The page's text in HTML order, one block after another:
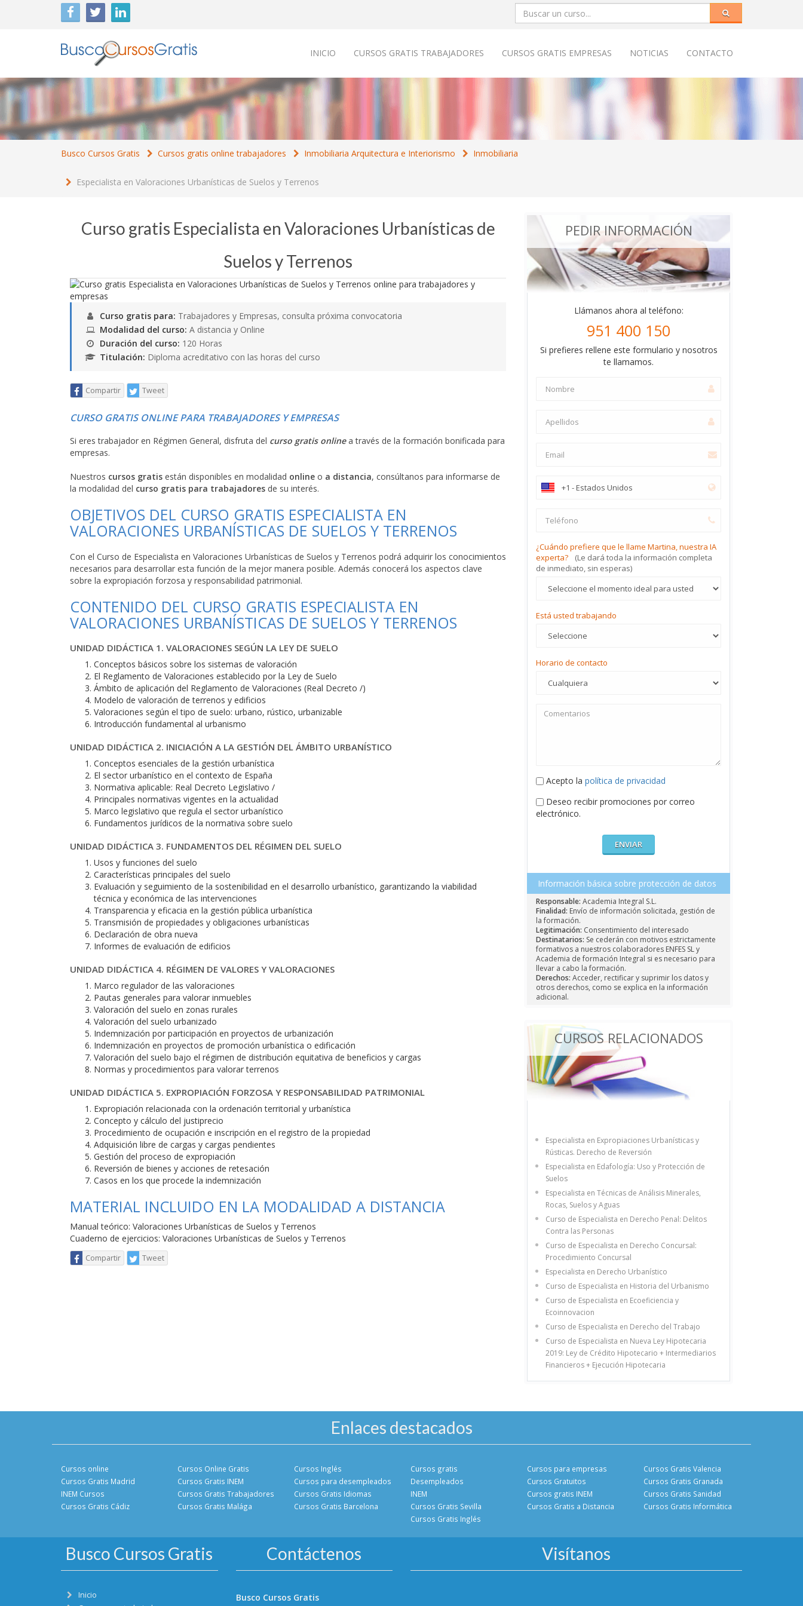
INICIO CURSOS GRATIS TRABAJADORES CURSOS GRATIS EMPRESAS NOTICIAS CONTACTO
Busco Cursos Gratis Cursos gratis online trabajadores Inmobiliaria Arquitectura e Interiorismo Inmobiliaria
Especialista en Valoraciones Urbanísticas de Suelos y Terrenos
Curso gratis Especialista en Valoraciones Urbanísticas de
Suelos y Terrenos
Curso gratis para: Trabajadores y Empresas, consulta próxima convocatoria
Modalidad del curso: A distancia y Online
Duración del curso: 120 Horas
Titulación: Diploma acreditativo con las horas del curso
Compartir Tweet
CURSO GRATIS ONLINE PARA TRABAJADORES Y EMPRESAS
Si eres trabajador en Régimen General, disfruta del curso gratis onlinea través de la formación bonificada para
empresas.
Nuestros cursos gratis están disponibles en modalidad online o a distancia, consúltanos para informarse de
la modalidad del curso gratis para trabajadores de su interés.
OBJETIVOS DEL CURSO GRATIS ESPECIALISTA EN
VALORACIONES URBANÍSTICAS DE SUELOS Y TERRENOS
Con el Curso de Especialista en Valoraciones Urbanísticas de Suelos y Terrenos podrá adquirir los conocimientos
necesarios para desarrollar esta función de la mejor manera posible. Además conocerá los aspectos clave
sobre la expropiación forzosa y responsabilidad patrimonial.
CONTENIDO DEL CURSO GRATIS ESPECIALISTA EN
VALORACIONES URBANÍSTICAS DE SUELOS Y TERRENOS
UNIDAD DIDÁCTICA 1. VALORACIONES SEGÚN LA LEY DE SUELO
Conceptos básicos sobre los sistemas de valoración
El Reglamento de Valoraciones establecido por la Ley de Suelo
Ámbito de aplicación del Reglamento de Valoraciones (Real Decreto /)
Modelo de valoración de terrenos y edificios
Valoraciones según el tipo de suelo: urbano, rústico, urbanizable
Introducción fundamental al urbanismo
UNIDAD DIDÁCTICA 2. INICIACIÓN A LA GESTIÓN DEL ÁMBITO URBANÍSTICO
Conceptos esenciales de la gestión urbanística
El sector urbanístico en el contexto de España
Normativa aplicable: Real Decreto Legislativo /
Principales normativas vigentes en la actualidad
Marco legislativo que regula el sector urbanístico
Fundamentos jurídicos de la normativa sobre suelo
UNIDAD DIDÁCTICA 3. FUNDAMENTOS DEL RÉGIMEN DEL SUELO
Usos y funciones del suelo
Características principales del suelo
Evaluación y seguimiento de la sostenibilidad en el desarrollo urbanístico, garantizando la viabilidad
técnica y económica de las intervenciones
Transparencia y eficacia en la gestión pública urbanística
Transmisión de propiedades y obligaciones urbanísticas
Declaración de obra nueva
Informes de evaluación de edificios
UNIDAD DIDÁCTICA 4. RÉGIMEN DE VALORES Y VALORACIONES
Marco regulador de las valoraciones
Pautas generales para valorar inmuebles
Valoración del suelo en zonas rurales
Valoración del suelo urbanizado
Indemnización por participación en proyectos de urbanización
Indemnización en proyectos de promoción urbanística o edificación
Valoración del suelo bajo el régimen de distribución equitativa de beneficios y cargas
Normas y procedimientos para valorar terrenos
UNIDAD DIDÁCTICA 5. EXPROPIACIÓN FORZOSA Y RESPONSABILIDAD PATRIMONIAL
Expropiación relacionada con la ordenación territorial y urbanística
Concepto y cálculo del justiprecio
Procedimiento de ocupación e inscripción en el registro de la propiedad
Adquisición libre de cargas y cargas pendientes
Gestión del proceso de expropiación
Reversión de bienes y acciones de retesación
Casos en los que procede la indemnización
MATERIAL INCLUIDO EN LA MODALIDAD A DISTANCIA
Manual teórico: Valoraciones Urbanísticas de Suelos y Terrenos
Cuaderno de ejercicios: Valoraciones Urbanísticas de Suelos y Terrenos
Compartir Tweet
PEDIR INFORMACIÓN
Llámanos ahora al teléfono:
951 400 150
Si prefieres rellene este formulario y nosotros
te llamamos.
¿Cuándo prefiere que le llame Martina, nuestra IA
experta?
(Le dará toda la información completa
de inmediato, sin esperas)
Está usted trabajando
Horario de contacto
Acepto la política de privacidad
Deseo recibir promociones por correo
electrónico.
Información básica sobre protección de datos
Responsable: Academia Integral S.L.
Finalidad: Envío de información solicitada, gestión de
la formación.
Legitimación: Consentimiento del interesado
Destinatarios: Se cederán con motivos estrictamente
formativos a nuestros colaboradores ENFES SL y
Academia de formación Integral si es necesario para
llevar a cabo la formación.
Derechos: Acceder, rectificar y suprimir los datos y
otros derechos, como se explica en la información
adicional.
CURSOS RELACIONADOS
Especialista en Expropiaciones Urbanísticas y
Rústicas. Derecho de Reversión
Especialista en Edafología: Uso y Protección de
Suelos
Especialista en Técnicas de Análisis Minerales,
Rocas, Suelos y Aguas
Curso de Especialista en Derecho Penal: Delitos
Contra las Personas
Curso de Especialista en Derecho Concursal:
Procedimiento Concursal
Especialista en Derecho Urbanístico
Curso de Especialista en Historia del Urbanismo
Curso de Especialista en Ecoeficiencia y
Ecoinnovacion
Curso de Especialista en Derecho del Trabajo
Curso de Especialista en Nueva Ley Hipotecaria
2019: Ley de Crédito Hipotecario + Intermediarios
Financieros + Ejecución Hipotecaria
Enlaces destacados
Cursos online
Cursos Gratis Madrid
INEM Cursos
Cursos Gratis Cádiz
Cursos Online Gratis
Cursos Gratis INEM
Cursos Gratis Trabajadores
Cursos Gratis Malága
Cursos Inglés
Cursos para desempleados
Cursos Gratis Idiomas
Cursos Gratis Barcelona
Cursos gratis
Desempleados
INEM
Cursos Gratis Sevilla
Cursos Gratis Inglés
Cursos para empresas
Cursos Gratuitos
Cursos gratis INEM
Cursos Gratis a Distancia
Cursos Gratis Valencia
Cursos Gratis Granada
Cursos Gratis Sanidad
Cursos Gratis Informática
Busco Cursos Gratis
Inicio
Contáctenos
Busco Cursos Gratis
Visítanos